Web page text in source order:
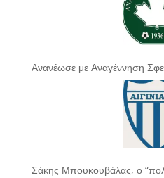
Ανανέωσε με Αναγέννηση
Σάκης Μπουκουβάλας, ο